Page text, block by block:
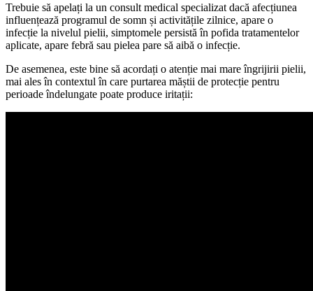
Trebuie să apelați la un consult medical specializat dacă afecțiunea
influențează programul de somn și activitățile zilnice, apare o
infecție la nivelul pielii, simptomele persistă în pofida tratamentelor
aplicate, apare febră sau pielea pare să aibă o infecție.
De asemenea, este bine să acordați o atenție mai mare îngrijirii pielii,
mai ales în contextul în care purtarea măștii de protecție pentru
perioade îndelungate poate produce iritații: